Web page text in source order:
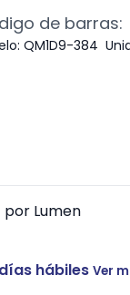
de barras:
QM1D9-384
por Lumen
hábiles Ver